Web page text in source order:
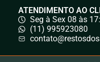
ATENDIMENTO AO
Seg à Sex 08 às
(11) 995923080